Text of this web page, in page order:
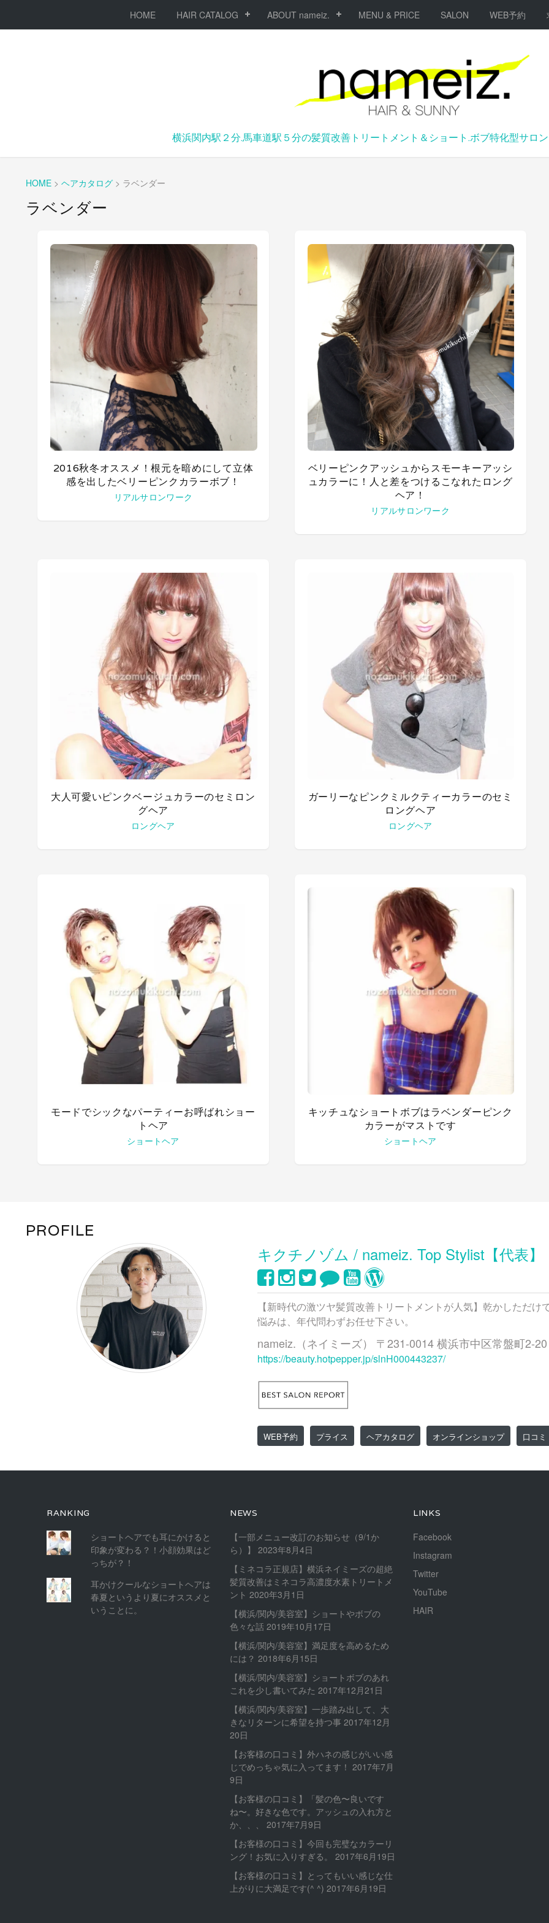
HOME HAIR CATALOG ABOUT nameiz. MENU & PRICE SALON WEB予約
横浜関内駅２分.馬車道駅５分の髪質改善トリートメント＆ショート.ボブ特化型サロン
HOME > ヘアカタログ > ラベンダー
ラベンダー
2016秋冬オススメ！根元を暗めにして立体
感を出したベリーピンクカラーボブ！
リアルサロンワーク
ベリーピンクアッシュからスモーキーアッシ
ュカラーに！人と差をつけるこなれたロング
ヘア！
リアルサロンワーク
大人可愛いピンクベージュカラーのセミロン
グヘア
ロングヘア
ガーリーなピンクミルクティーカラーのセミ
ロングヘア
ロングヘア
モードでシックなパーティーお呼ばれショー
トヘア
ショートヘア
キッチュなショートボブはラベンダーピンク
カラーがマストです
ショートヘア
PROFILE
キクチノゾム / nameiz. Top Stylist【代表】
【新時代の激ツヤ髪質改善トリートメントが人気】乾かしただ
悩みは、年代問わずお任せ下さい。
nameiz.（ネイミーズ） 〒231-0014 横浜市中区常盤町2-
https://beauty.hotpepper.jp/slnH000443237/
WEB予約 プライス ヘアカタログ オンラインショップ 口コミ
RANKING
ショートヘアでも耳にかけると
印象が変わる？！小顔効果はど
っちが？！
耳かけクールなショートヘアは
春夏というより夏にオススメと
いうことに。
NEWS
【一部メニュー改訂のお知らせ（9/1か
ら）】
2023年8月4日
【ミネコラ正規店】横浜ネイミーズの超絶
髪質改善はミネコラ高濃度水素トリートメ
ント 2020年3月1日
【横浜/関内/美容室】ショートやボブの
色々な話 2019年10月17日
【横浜/関内/美容室】満足度を高めるため
には？ 2018年6月15日
【横浜/関内/美容室】ショートボブのあれ
これを少し書いてみた 2017年12月21日
【横浜/関内/美容室】一歩踏み出して、大
きなリターンに希望を持つ事 2017年12月
20日
【お客様の口コミ】外ハネの感じがいい感
じでめっちゃ気に入ってます！ 2017年7月
9日
【お客様の口コミ】「髪の色〜良いです
ね〜。好きな色です。アッシュの入れ方と
か、、、
2017年7月9日
【お客様の口コミ】今回も完璧なカラーリ
ング！お気に入りすぎる。
2017年6月19日
【お客様の口コミ】とってもいい感じな仕
上がりに大満足です(^ ^) 2017年6月19日
LINKS
Facebook
Instagram
Twitter
YouTube
HAIR